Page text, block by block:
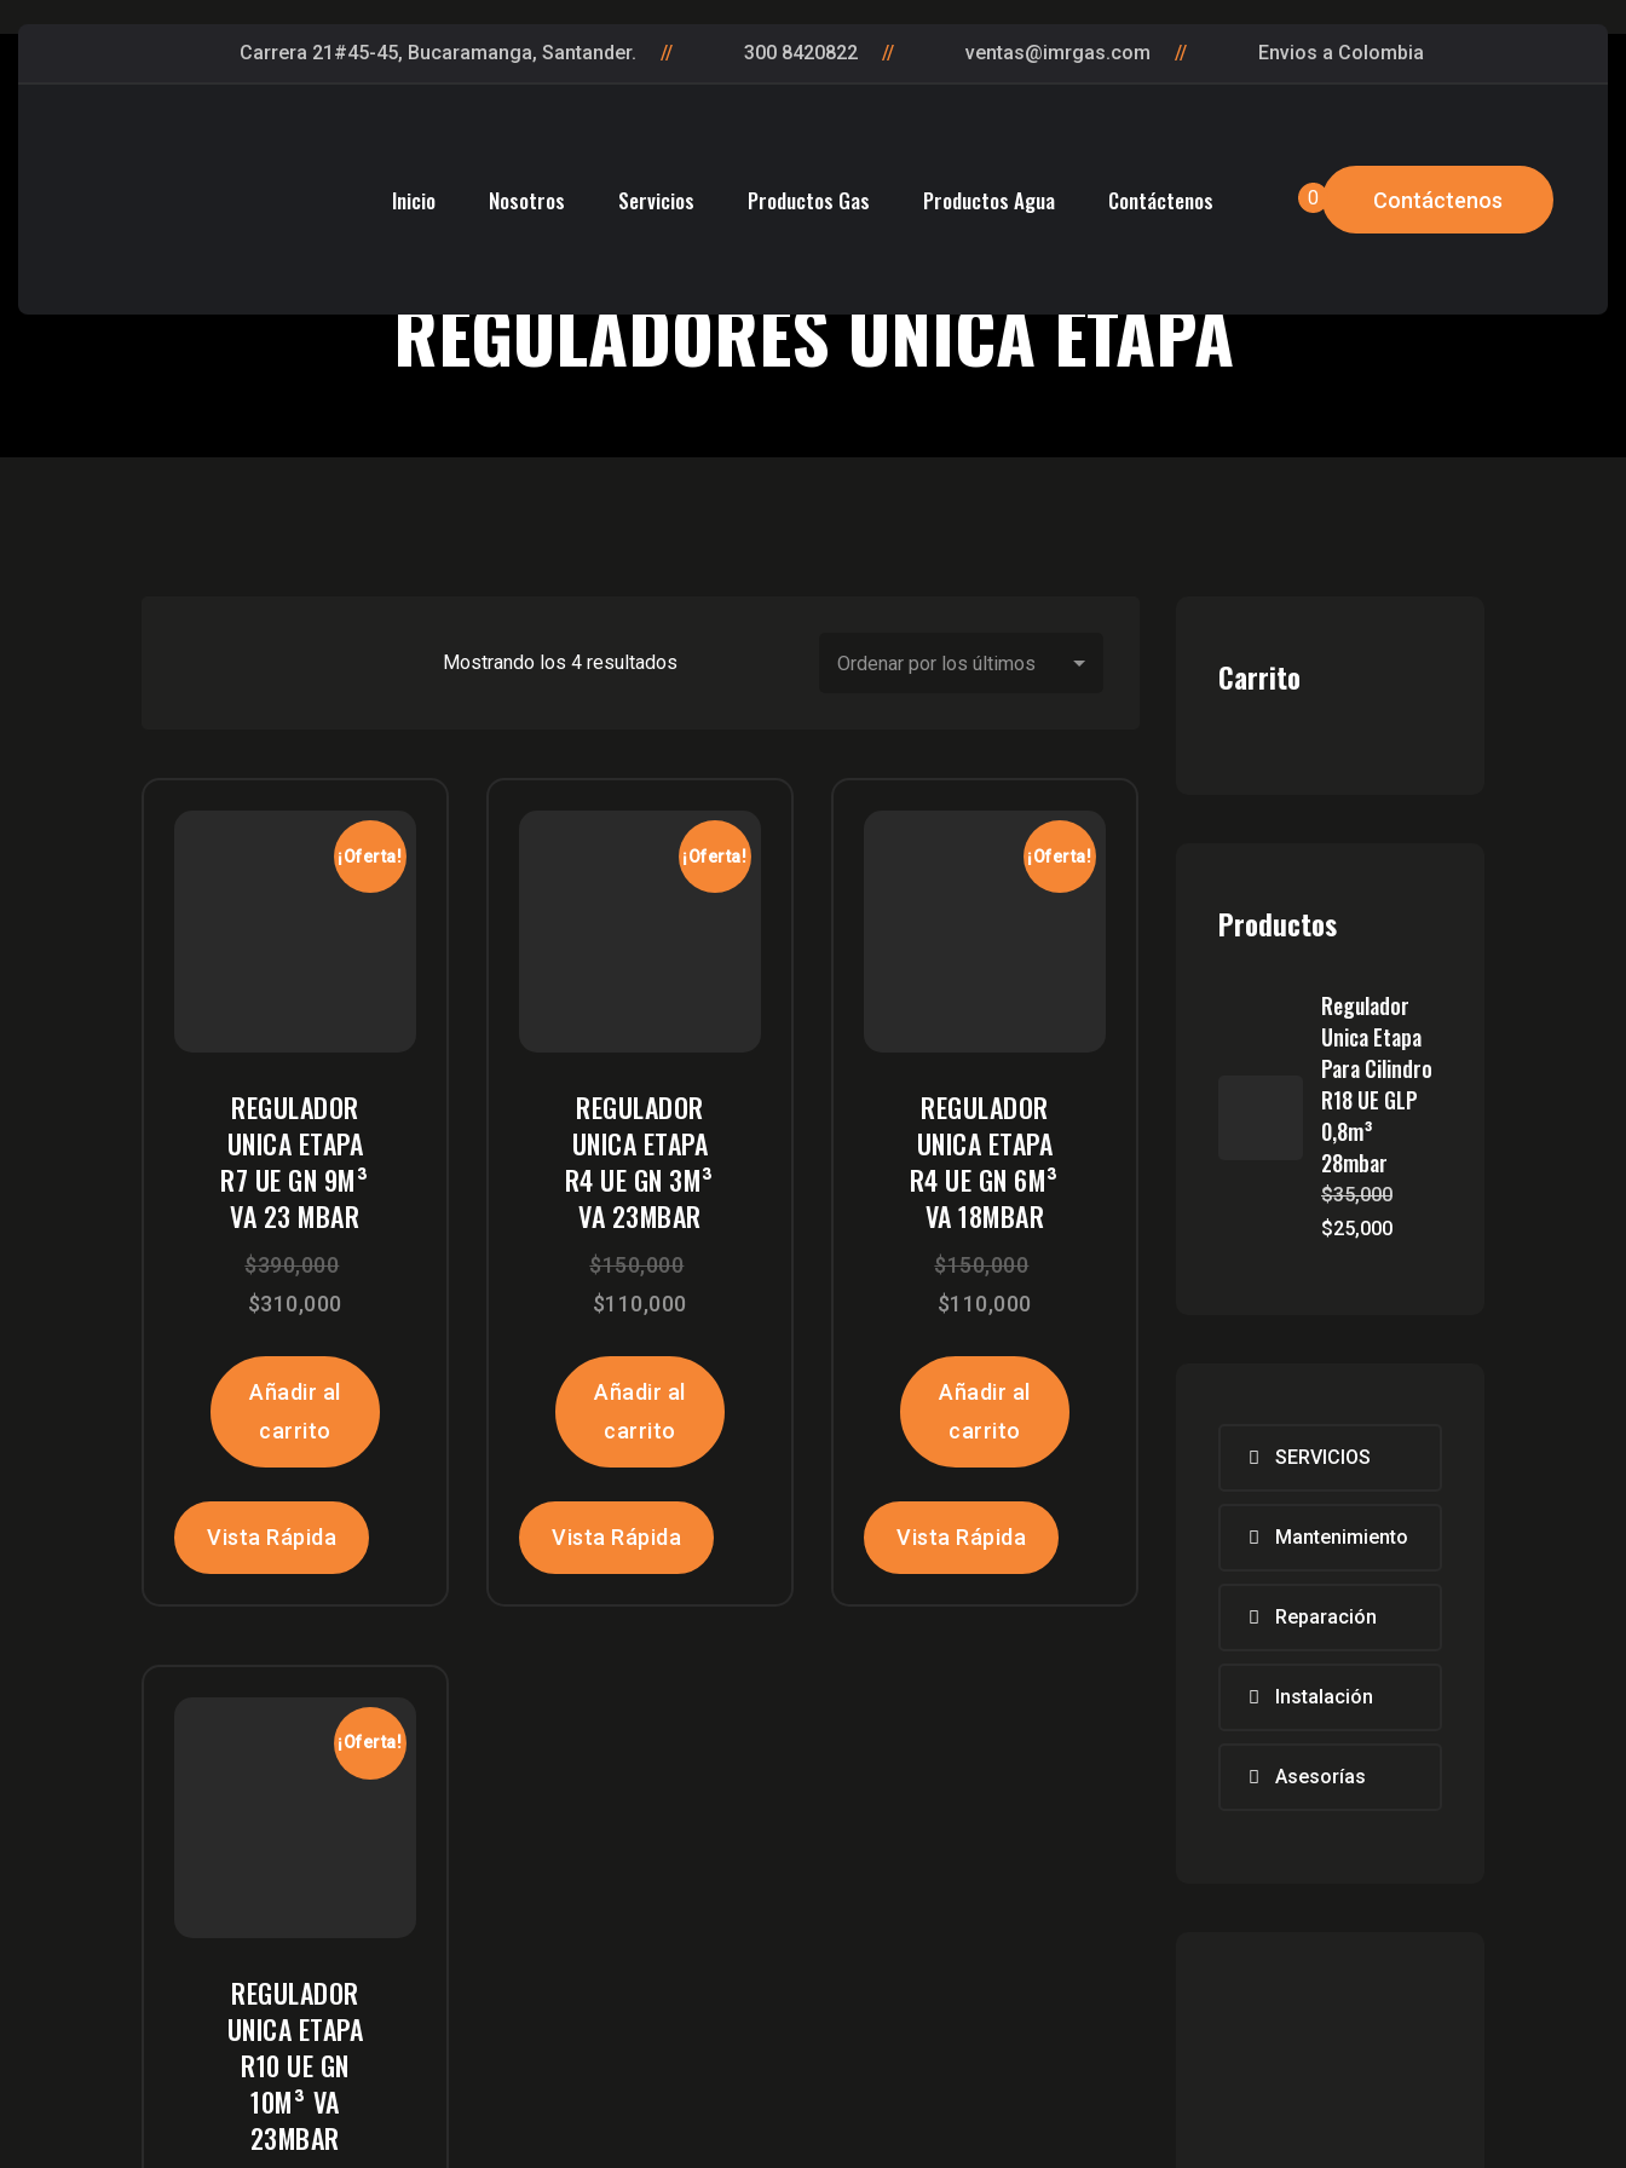
Carrera 21#45-45, Bucaramanga, Santander. 300 8420822 ventas@imrgas.com Envios a Colombia
Inicio Nosotros Servicios Productos Gas Productos Agua Contáctenos 0 Contáctenos
REGULADORES UNICA ETAPA
Mostrando los 4 resultados
¡Oferta!
REGULADOR
UNICA ETAPA
R7 UE GN 9M³
VA 23 MBAR
$390,000
era:
$390,000.
$310,000
actual
$310,000.
Añadir al
carrito
Vista Rápida
¡Oferta!
REGULADOR
UNICA ETAPA
R4 UE GN 3M³
VA 23MBAR
$150,000
era:
$150,000.
$110,000
actual
$110,000.
Añadir al
carrito
Vista Rápida
¡Oferta!
REGULADOR
UNICA ETAPA
R4 UE GN 6M³
VA 18MBAR
$150,000
era:
$150,000.
$110,000
actual
$110,000.
Añadir al
carrito
Vista Rápida
¡Oferta!
REGULADOR
UNICA ETAPA
R10 UE GN
10M³ VA
23MBAR
Carrito
Productos
Regulador
Unica Etapa
Para Cilindro
R18 UE GLP
0,8m³
28mbar
$35,000
El
$25,000El
SERVICIOS
Mantenimiento
Reparación
Instalación
Asesorías